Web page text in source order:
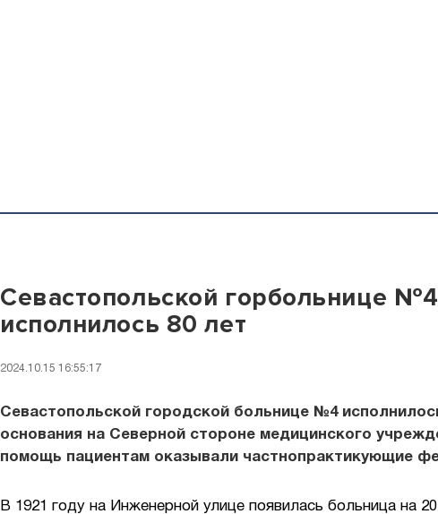
Севастопольской горбольнице №4
исполнилось 80 лет
2024.10.15 16:55:17
Севастопольской городской больнице №4
основания на Северной стороне медицинского
помощь пациентам оказывали частнопрактикующие
В 1921 году на Инженерной улице появилась больница на